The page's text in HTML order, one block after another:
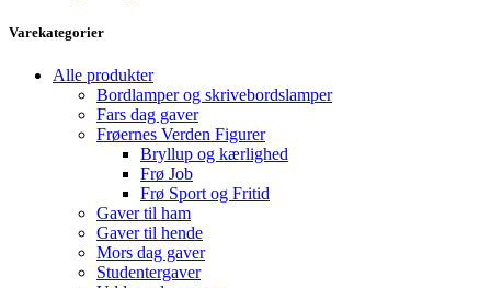
Varekategorier
Alle produkter
Bordlamper og skrivebordslamper
Fars dag gaver
Frøernes Verden Figurer
Bryllup og kærlighed
Frø Job
Frø Sport og Fritid
Gaver til ham
Gaver til hende
Mors dag gaver
Studentergaver